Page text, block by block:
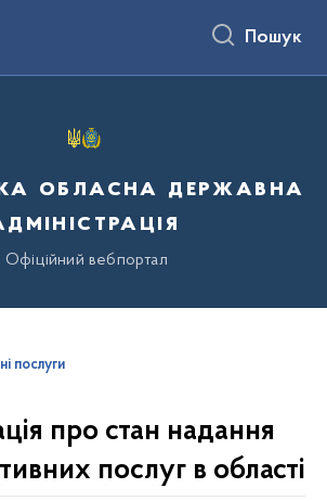
Пошук
обласна державна
Офіційний вебпортал
послуги
про стан надання
послуг в області